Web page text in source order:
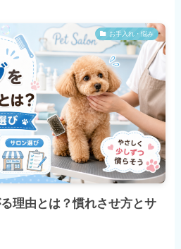
お手入れ・悩み
理由とは？慣れさせ方とサ